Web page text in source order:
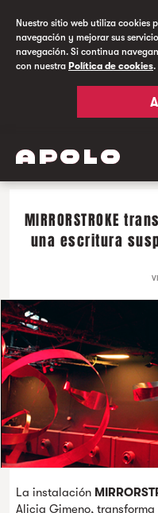
Nuestro sitio web utiliza cookies
navegación y mejorar sus
navegación. Si continua
con nuestra Política de cookies.
MIRRORSTROKE
una escritura
La instalación
Alicia Gimeno, transforma